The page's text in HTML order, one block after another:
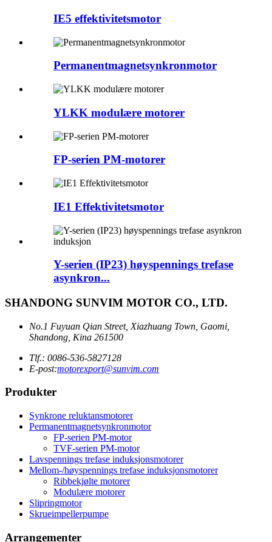
IE5 effektivitetsmotor
Permanentmagnetsynkronmotor
YLKK modulære motorer
FP-serien PM-motorer
IE1 Effektivitetsmotor
Y-serien (IP23) høyspennings trefase
asynkron...
SHANDONG SUNVIM MOTOR CO., LTD.
No.1 Fuyuan Qian Street, Xiazhuang Town, Gaomi,
Shandong, Kina 261500
Tlf.: 0086-536-5827128
E-post:motorexport@sunvim.com
Produkter
Synkrone reluktansmotorer
Permanentmagnetsynkronmotor
FP-serien PM-motor
TVF-serien PM-motor
Lavspennings trefase induksjonsmotorer
Mellom-/høyspennings trefase induksjonsmotorer
Ribbekjølte motorer
Modulære motorer
Slipringmotor
Skrueimpellerpumpe
Arrangementer